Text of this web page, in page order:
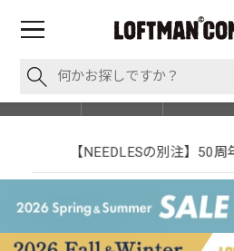
【NEEDLESの別注】50